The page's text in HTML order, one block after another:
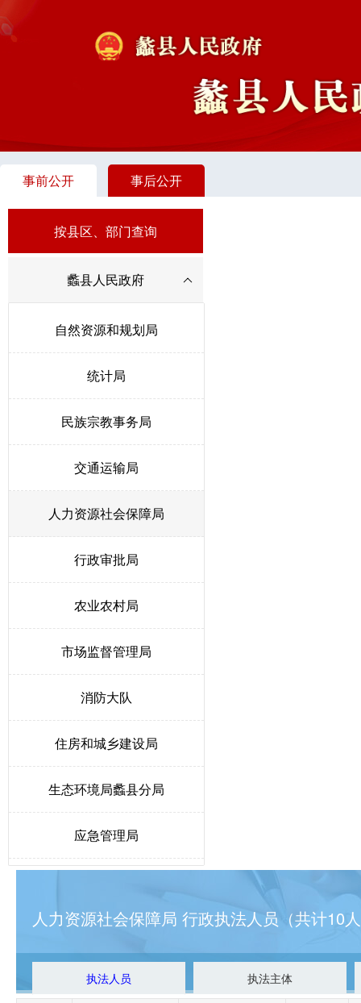
事前公开 事后公开
按县区、部门查询
蠡县人民政府
自然资源和规划局
统计局
民族宗教事务局
交通运输局
人力资源社会保障局
行政审批局
农业农村局
市场监督管理局
消防大队
住房和城乡建设局
生态环境局蠡县分局
应急管理局
发展和改革局
水利局
人力资源社会保障局 行政执法人员（共计10
执法人员 执法主体